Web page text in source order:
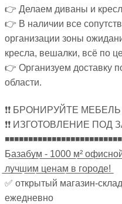
👉 Делаем диваны и
👉 В наличии все
организации зоны
кресла, вешалки, всё по
👉 Организуем доставку
области.
❗❗ БРОНИРУЙТЕ
❗❗ ИЗГОТОВЛЕНИЕ
Б̲а̲з̲а̲б̲у̲м̲ ̲-̲ ̲1̲0̲0̲0̲ ̲м̲²̲
̲л̲у̲ч̲ш̲и̲м̲ ̲ц̲е̲н̲а̲м̲ ̲в̲ ̲г̲о̲р̲о̲д̲е̲!̲
✅ открытый магазин-
ежедневно